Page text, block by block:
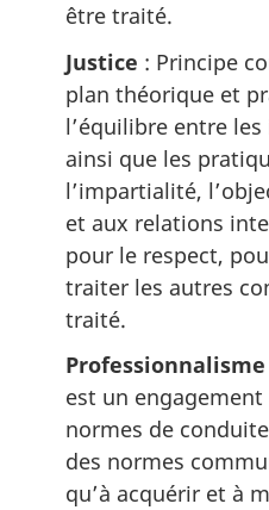
être traité.
Justice : Principe
plan théorique et
l’équilibre entre
ainsi que les
l’impartialité,
et aux relations
pour le respect,
traiter les autres
traité.
Professionnalisme
est un
normes de
des normes
qu’à acquérir et à